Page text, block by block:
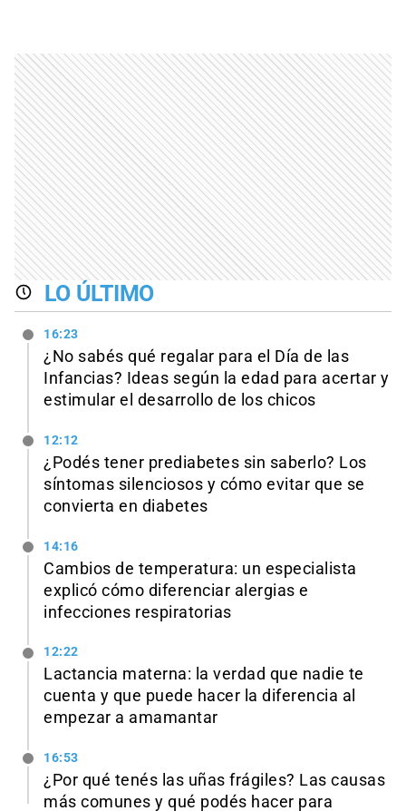
LO ÚLTIMO
16:23
¿No sabés qué regalar para el Día de las
Infancias? Ideas según la edad para acertar y
estimular el desarrollo de los chicos
12:12
¿Podés tener prediabetes sin saberlo? Los
síntomas silenciosos y cómo evitar que se
convierta en diabetes
14:16
Cambios de temperatura: un especialista
explicó cómo diferenciar alergias e
infecciones respiratorias
12:22
Lactancia materna: la verdad que nadie te
cuenta y que puede hacer la diferencia al
empezar a amamantar
16:53
¿Por qué tenés las uñas frágiles? Las causas
más comunes y qué podés hacer para